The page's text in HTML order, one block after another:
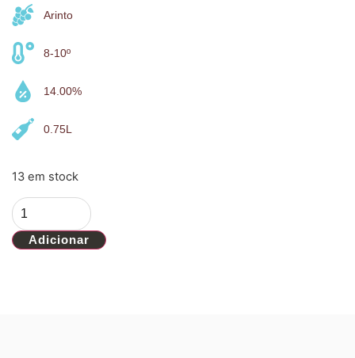
Arinto
8-10º
14.00%
0.75L
13 em stock
Adicionar